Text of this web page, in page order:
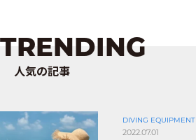
TRENDING
人気の記事
DIVING EQUIPMENT
2022.07.01